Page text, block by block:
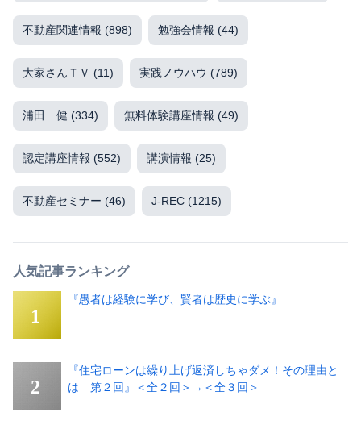
不動産関連情報 (898) 勉強会情報 (44)
大家さんＴＶ (11) 実践ノウハウ (789)
浦田 健 (334) 無料体験講座情報 (49)
認定講座情報 (552) 講演情報 (25)
不動産セミナー (46) J-REC (1215)
人気記事ランキング
『愚者は経験に学び、賢者は歴史に学ぶ』
『住宅ローンは繰り上げ返済しちゃダメ！その理由と
は 第２回』＜全２回＞→＜全３回＞